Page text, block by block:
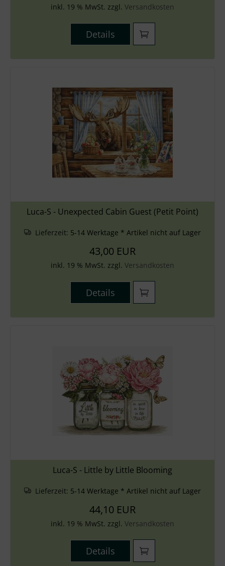
inkl. 19 % MwSt. zzgl. Versandkosten
Details
Luca-S - Unexpected Cabin Guest (Petit Point)
Lieferzeit: 5-14 Werktage * Artikel nicht auf Lager
43,00 EUR
inkl. 19 % MwSt. zzgl. Versandkosten
Details
Luca-S - Little by Little Blooming
Lieferzeit: 5-14 Werktage * Artikel nicht auf Lager
44,10 EUR
inkl. 19 % MwSt. zzgl. Versandkosten
Details